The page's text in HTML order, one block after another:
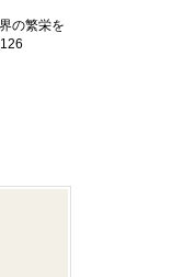
の繁栄を